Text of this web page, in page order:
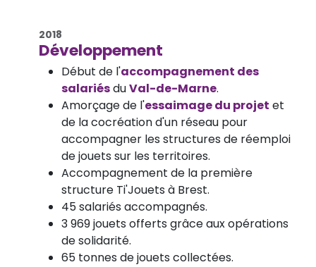
2018
Développement
Début de l'accompagnement des
salariésduVal-de-Marne.
Amorçage de l'essaimage du projet et
de la cocréation d'un réseau pour
accompagner les structures de réemploi
de jouets sur les territoires.
Accompagnement de la première
structure Ti'Jouets à Brest.
45 salariés accompagnés.
3 969 jouets offerts grâce aux opérations
de solidarité.
65 tonnes de jouets collectées.